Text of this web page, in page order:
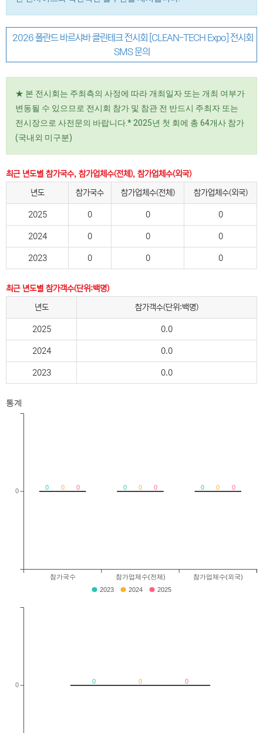
2026 폴란드 바르샤바 클린테크 전시회 [CLEAN-TECH Expo] 전시회
SMS 문의
★ 본 전시회는 주최측의 사정에 따라 개최일자 또는 개최 여부가
변동될 수 있으므로 전시회 참가 및 참관 전 반드시 주최자 또는
전시장으로 사전문의 바랍니다.* 2025년 첫 회에 총 64개사 참가
(국내외 미구분)
최근 년도별 참가국수, 참가업체수(전체), 참가업체수(외국)
년도
참가국수 참가업체수(전체) 참가업체수(외국)
2025 0 0 0
2024 0 0 0
2023 0 0 0
최근 년도별 참가객수(단위:백명)
년도
참가객수(단위:백명)
2025 0.0
2024 0.0
2023 0.0
통계
0 0 0
0 0 0
0 0 0
참가국수 참가업체수(전체) 참가업체수(외국)
0
2023 2024 2025
0 0 0
0